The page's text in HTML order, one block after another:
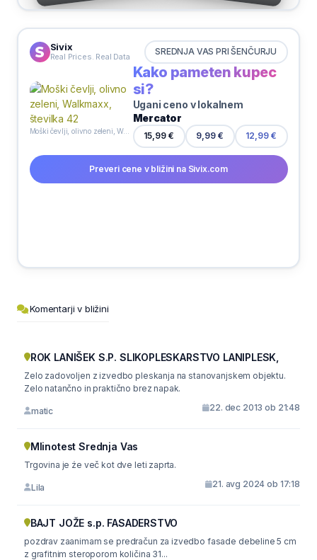
Sivix
Real Prices. Real Data SREDNJA VAS PRI ŠENČURJU
Moški čevlji, olivno zeleni, Walkmaxx, številka 42
Kako pameten kupec
si?
Ugani ceno v lokalnem
Mercator
15,99 € 9,99 € 12,99 €
Preveri cene v bližini na Sivix.com
Komentarji v bližini
ROK LANIŠEK S.P. SLIKOPLESKARSTVO LANIPLESK,
Zelo zadovoljen z izvedbo pleskanja na stanovanjskem objektu.
Zelo natančno in praktično brez napak.
matic 22. dec 2013 ob 21:48
Mlinotest Srednja Vas
Trgovina je źe več kot dve leti zaprta.
Lila 21. avg 2024 ob 17:18
BAJT JOŽE s.p. FASADERSTVO
pozdrav zaanimam se predračun za izvedbo fasade debeline 5 cm
z grafitnim steroporom količina 31...